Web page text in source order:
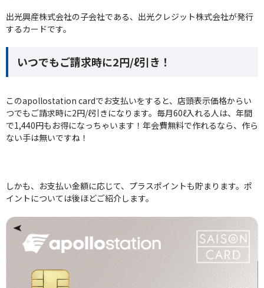
出光興産株式会社の子会社である、出光クレジット株式会社が発行
するカードです。
いつでもご請求時に2円/ℓ引き！
このapollostation cardでお支払いをすると、店頭表示価格からい
つでもご請求時に2円/ℓ引きになります。毎月60ℓ入れる人は、年間
で1,440円もお得になっちゃいます！年会費無料で作れるなら、作ら
ない手は無いですね！
しかも、お支払い金額に応じて、プラスポイントも貯まります。ポ
イントについては後ほどご紹介します。